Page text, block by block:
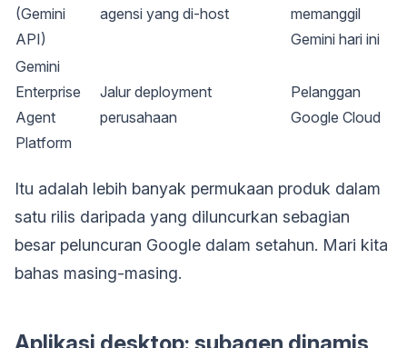
(Gemini
API)
agensi yang di-host
memanggil
Gemini hari ini
Gemini
Enterprise
Agent
Platform
Jalur deployment
perusahaan
Pelanggan
Google Cloud
Itu adalah lebih banyak permukaan produk dalam
satu rilis daripada yang diluncurkan sebagian
besar peluncuran Google dalam setahun. Mari kita
bahas masing-masing.